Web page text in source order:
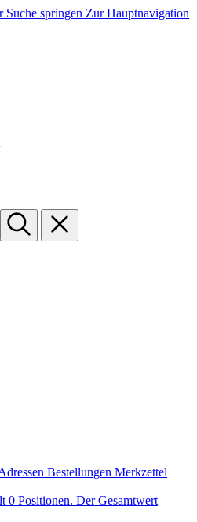
Suche springen Zur Hauptnavigation
Bestellungen Merkzettel
0 Positionen. Der Gesamtwert